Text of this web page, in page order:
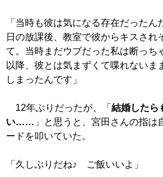
「当時も彼は気になる存在だったん
日の放課後、教室で彼からキスされ
て。当時まだウブだった私は断っち
以降、彼とは気まずくて喋れないま
しまったんです」
12年ぶりだったが、「 結婚したら
い…… 」と思うと、宮田さんの指は
ードを叩いていた。
「久しぶりだね♪ ご飯いいよ」